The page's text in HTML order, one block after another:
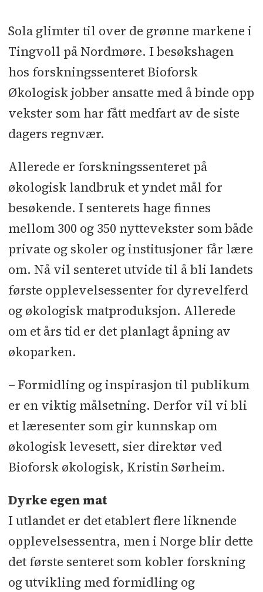
Sola glimter til over de grønne markene i
Tingvoll på Nordmøre. I besøkshagen
hos forskningssenteret Bioforsk
Økologisk jobber ansatte med å binde opp
vekster som har fått medfart av de siste
dagers regnvær.
Allerede er forskningssenteret på
økologisk landbruk et yndet mål for
besøkende. I senterets hage finnes
mellom 300 og 350 nyttevekster som både
private og skoler og institusjoner får lære
om. Nå vil senteret utvide til å bli landets
første opplevelsessenter for dyrevelferd
og økologisk matproduksjon. Allerede
om et års tid er det planlagt åpning av
økoparken.
− Formidling og inspirasjon til publikum
er en viktig målsetning. Derfor vil vi bli
et læresenter som gir kunnskap om
økologisk levesett, sier direktør ved
Bioforsk økologisk, Kristin Sørheim.
Dyrke egen mat
I utlandet er det etablert flere liknende
opplevelsessentra, men i Norge blir dette
det første senteret som kobler forskning
og utvikling med formidling og